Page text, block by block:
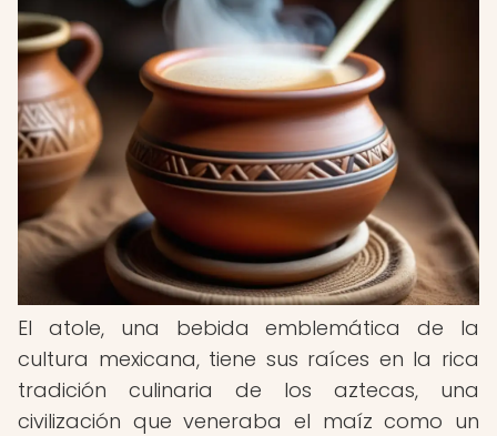
El atole, una bebida emblemática de la
cultura mexicana, tiene sus raíces en la rica
tradición culinaria de los aztecas, una
civilización que veneraba el maíz como un